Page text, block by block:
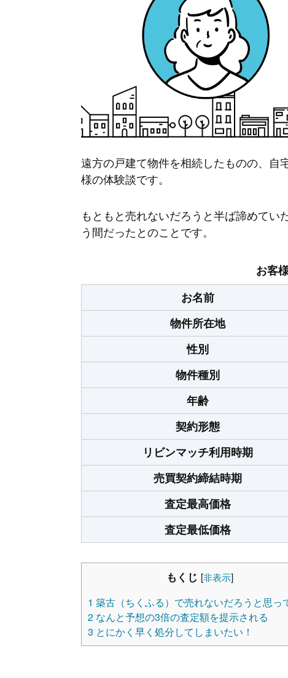
遠方の戸建て物件を相続したものの、自
様の体験談です。
もともと売れないだろうと半ば諦めて
う間だったとのことです。
お客
お名前
物件所在地
性別
物件種別
年齢
契約形態
リビンマッチ利用時期
売買契約締結時期
査定最高価格
査定最低価格
もくじ [非表示]
1 築古（ちくふる）で売れないだろうと思っ
2 なんと予想の3倍の査定額を提示される
3 とにかく早く処分してしまいたい！